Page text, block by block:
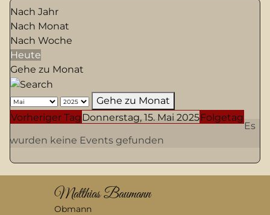
Nach Jahr
Nach Monat
Nach Woche
Heute
Gehe zu Monat
Gehe zu Monat
Vorheriger TagDonnerstag, 15. Mai 2025Folgetag
Es
wurden keine Events gefunden
Matthias Baumann
Obmann